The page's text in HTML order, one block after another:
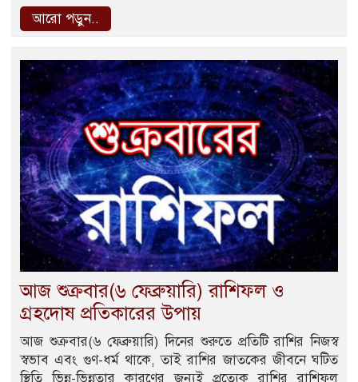
আরো পড়ুন..
আজ শুক্রবার(৬ ফেব্রুয়ারি) রাশিফল ও
গ্রহদোষ প্রতিকারের উপায়
আজ শুক্রবার(৬ ফেব্রুয়ারি) দিনের শুরুতে প্রতিটি রাশির নিজস্ব
স্বভাব এবং গুণ-ধর্ম থাকে, তাই রাশির জাতকের জীবনে ঘটিত